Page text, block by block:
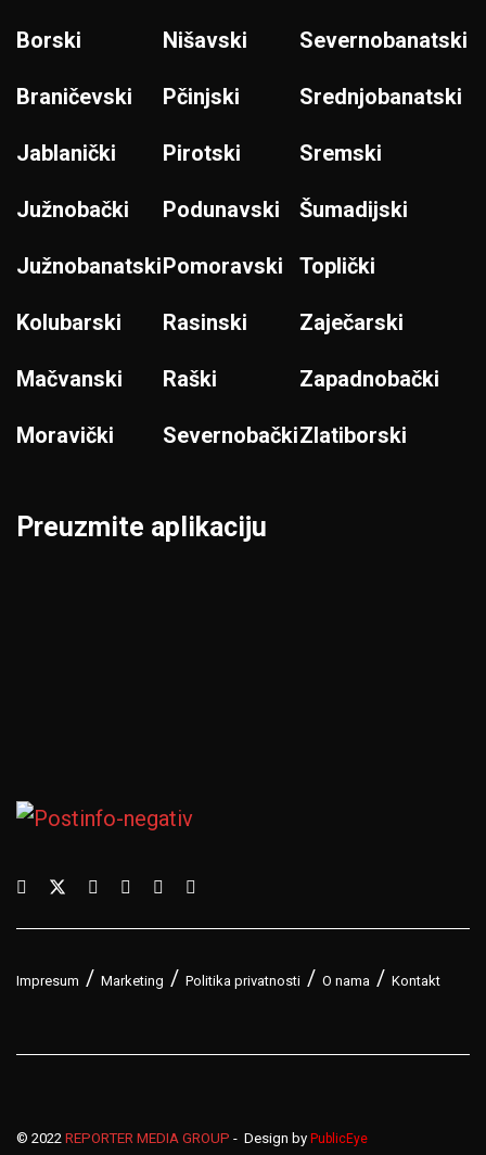
Borski
Braničevski
Jablanički
Južnobački
Južnobanatski
Kolubarski
Mačvanski
Moravički
Nišavski
Pčinjski
Pirotski
Podunavski
Pomoravski
Rasinski
Raški
Severnobački
Severnobanatski
Srednjobanatski
Sremski
Šumadijski
Toplički
Zaječarski
Zapadnobački
Zlatiborski
Preuzmite aplikaciju
Impresum Marketing Politika privatnosti O nama Kontakt
© 2022 REPORTER MEDIA GROUP - Design by PublicEye